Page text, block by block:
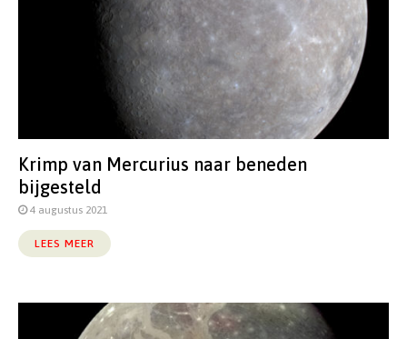
Krimp van Mercurius naar beneden
bijgesteld
4 augustus 2021
LEES MEER